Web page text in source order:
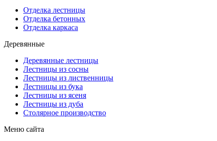
Отделка лестницы
Отделка бетонных
Отделка каркаса
Деревянные
Деревянные лестницы
Лестницы из сосны
Лестницы из лиственницы
Лестницы из бука
Лестницы из ясеня
Лестницы из дуба
Столярное производство
Меню сайта